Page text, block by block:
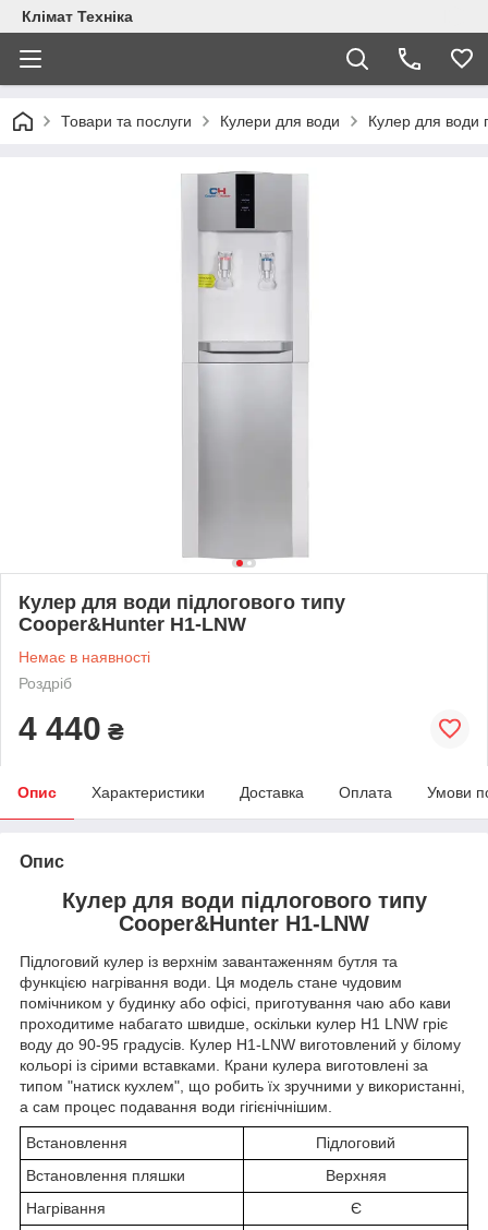
Клімат Техніка
Товари та послуги Кулери для води Кулер для води
Кулер для води підлогового типу
Cooper&Hunter H1-LNW
Немає в наявності
Роздріб
4 440 ₴
Опис Характеристики Доставка Оплата Умови
Опис
Кулер для води підлогового типу
Cooper&Hunter H1-LNW
Підлоговий кулер із верхнім завантаженням бутля та
функцією нагрівання води. Ця модель стане чудовим
помічником у будинку або офісі, приготування чаю або кави
проходитиме набагато швидше, оскільки кулер H1 LNW гріє
воду до 90-95 градусів. Кулер H1-LNW виготовлений у білому
кольорі із сірими вставками. Крани кулера виготовлені за
типом "натиск кухлем", що робить їх зручними у використанні,
а сам процес подавання води гігієнічнішим.
Встановлення
Підлоговий
Встановлення пляшки
Верхняя
Нагрівання
Є